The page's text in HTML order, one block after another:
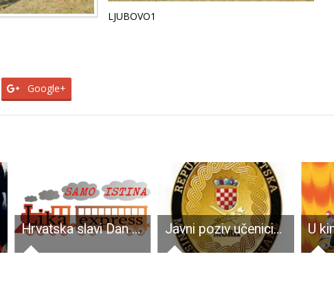
LJUBOVO1
Google+
Hrvatska slavi Dan državnosti Javni poziv učenicima 3. razreda srednje škole za Studij aeronautika – vojni pilot